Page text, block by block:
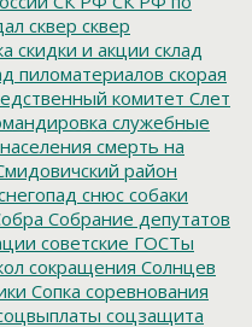
сквер сквер
скидки и акции склад
пиломатериалов скорая
комитет Слет
служебные
смерть на
район
снюс собаки
Собрание депутатов
советские ГОСТы
сокращения Солнцев
Сопка соревнования
соцзащита